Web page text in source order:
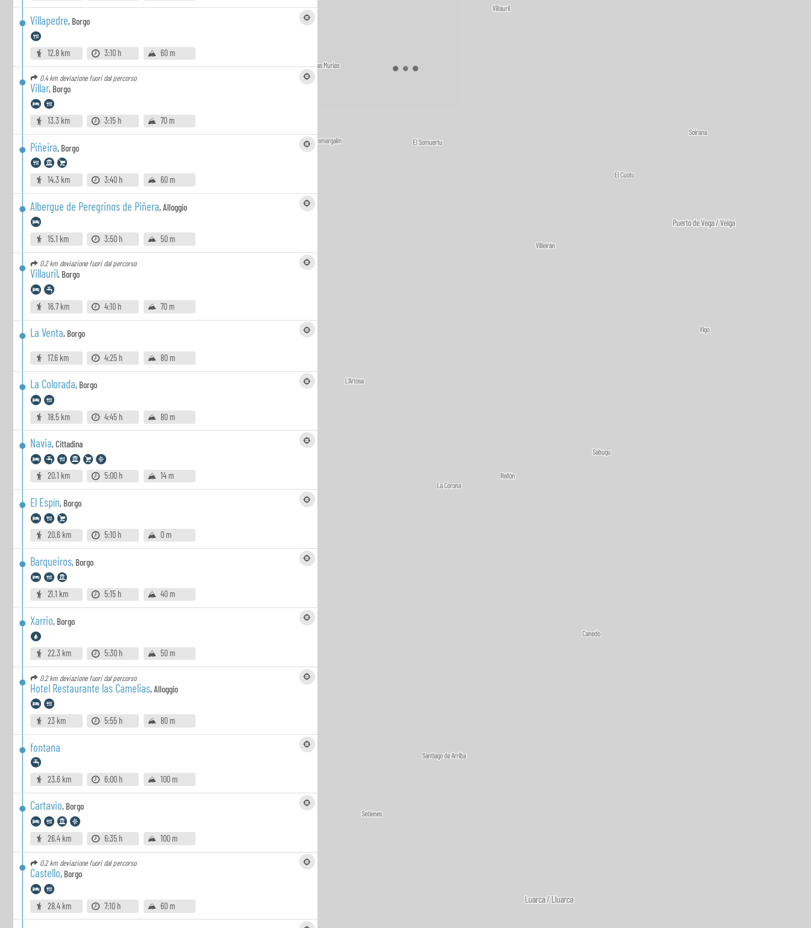
Villapedre, Borgo
12.8 km 3:10 h 60 m
0.4 km deviazione fuori dal percorso
Villar, Borgo
13.3 km 3:15 h 70 m
Piñeira, Borgo
14.3 km 3:40 h 60 m
Albergue de Peregrinos de Piñera,Alloggio
15.1 km 3:50 h 50 m
0.2 km deviazione fuori dal percorso
Villauril, Borgo
16.7 km 4:10 h 70 m
La Venta, Borgo
17.6 km 4:25 h 80 m
La Colorada, Borgo
18.5 km 4:45 h 80 m
Navia,Cittadina
20.1 km 5:00 h 14 m
El Espín, Borgo
20.6 km 5:10 h 0 m
Barqueiros, Borgo
21.1 km 5:15 h 40 m
Xarrio, Borgo
22.3 km 5:30 h 50 m
0.2 km deviazione fuori dal percorso
Hotel Restaurante las Camelias,Alloggio
23 km 5:55 h 80 m
fontana
23.6 km 6:00 h 100 m
Cartavio, Borgo
26.4 km 6:35 h 100 m
0.2 km deviazione fuori dal percorso
Castello, Borgo
28.4 km 7:10 h 60 m